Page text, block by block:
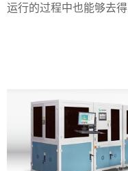
运行的过程中也能够去